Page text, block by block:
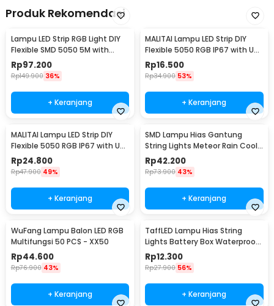
Produk Rekomendasi
Lampu LED Strip RGB Light DIY
Flexible SMD 5050 5M with
Remote
Rp97.200
Rp149.900 36%
+ Keranjang
MALITAI Lampu LED Strip DIY
Flexible 5050 RGB IP67 with USB
Controller 1M - SMD2835
Rp16.500
Rp34.900 53%
+ Keranjang
MALITAI Lampu LED Strip DIY
Flexible 5050 RGB IP67 with USB
Controller 2M - SMD2835
Rp24.800
Rp47.900 49%
+ Keranjang
SMD Lampu Hias Gantung
String Lights Meteor Rain Cool
White 30cm 8 PCS
Rp42.200
Rp73.900 43%
+ Keranjang
WuFang Lampu Balon LED RGB
Multifungsi 50 PCS - XX50
Rp44.600
Rp76.900 43%
+ Keranjang
TaffLED Lampu Hias String
Lights Battery Box Waterproof
50 LED 5M - G5
Rp12.300
Rp27.900 56%
+ Keranjang